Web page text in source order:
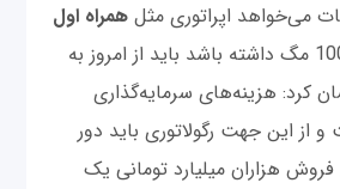
می‌خواهد اپراتوری مثلهمراه اول
در 2025، دو کریر 100 مگ داشته باشد باید از امروز به
کرد: هزینه‌های سرمایه‌گذاری
و از این جهت رگولاتوری باید دور
فروش هزاران میلیارد تومانی یک